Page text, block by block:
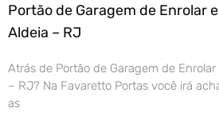
Portão de Garagem de Enrolar
Aldeia – RJ
Atrás de Portão de Garagem de
– RJ? Na Favaretto Portas você irá
as